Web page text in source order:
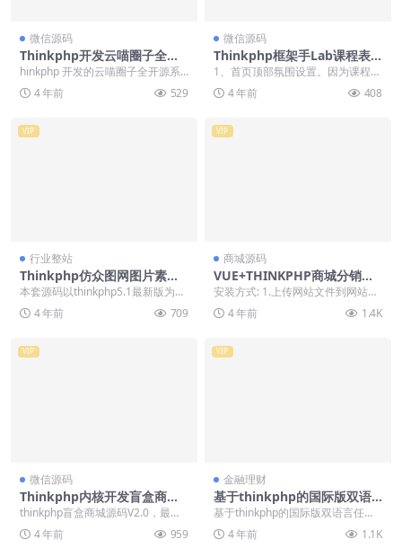
微信源码
Thinkphp开发云喵圈子全开
源系统源码 兴趣社区交友小程
序源码
hinkphp 开发的云喵圈子全开源系
统源码，兴趣社区交友小程序源
码。云喵圈子定...
4 年前 529
微信源码
Thinkphp框架手Lab课程表
小程序源码下载「亲测源码」
1、⾸⻚顶部氛围设置。因为课程表
⼩程序太⼯具了，没有杂七杂⼋的
功能，所以可运营空...
4 年前 408
VIP
行业整站
Thinkphp仿众图网图片素材
下载站源码/资源下载站源码/
自适应手机端
本套源码以thinkphp5.1最新版为内
核，以thinkcmf5为后台数据管理...
4 年前 709
VIP
商城源码
VUE+THINKPHP商城分销返
佣理财金融源码下载「站长亲
测」
安装方式: 1.上传网站文件到网站根
目录 2.将数据库文件导入数据库 3.
设置伪...
4 年前 1.4K
VIP
微信源码
Thinkphp内核开发盲盒商城
源码v2.0 对接易支付/阿里云
短信/七牛云存储
thinkphp盲盒商城源码V2.0，最新
版本全解，对接的易支付。短信是
阿里云的...
4 年前 959
VIP
金融理财
基于thinkphp的国际版双语
言任务点赞源码系统越南版脸
书任务点赞系统源码
基于thinkphp的国际版双语言任务
点赞源码系统越南版脸书任务点赞
系统源码 一...
4 年前 1.1K